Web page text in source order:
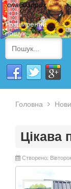
слабозорих
Розширений
пошук
Головна
Цікава
Створено: